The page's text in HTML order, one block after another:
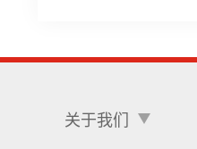
关于我们